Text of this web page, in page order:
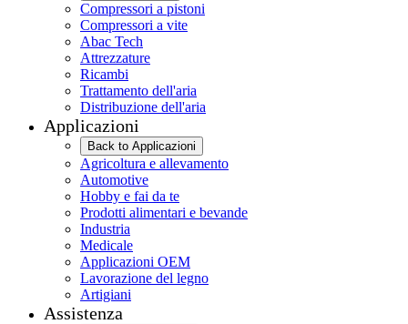
Compressori a pistoni
Compressori a vite
Abac Tech
Attrezzature
Ricambi
Trattamento dell'aria
Distribuzione dell'aria
Applicazioni
Back to Applicazioni
Agricoltura e allevamento
Automotive
Hobby e fai da te
Prodotti alimentari e bevande
Industria
Medicale
Applicazioni OEM
Lavorazione del legno
Artigiani
Assistenza